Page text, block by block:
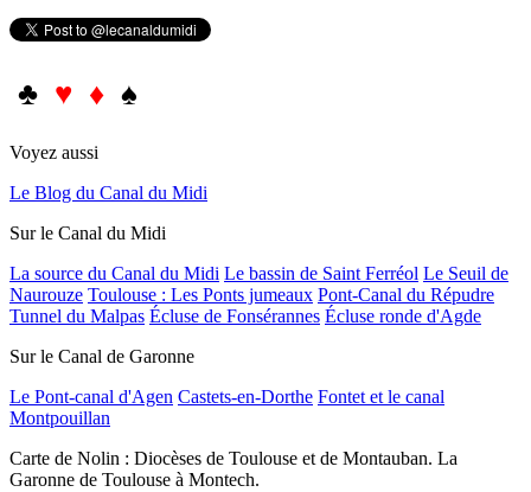
♣ ♥ ♦ ♠
Voyez aussi
Le Blog du Canal du Midi
Sur le Canal du Midi
La source du Canal du Midi Le bassin de Saint Ferréol Le Seuil de
Naurouze Toulouse : Les Ponts jumeaux Pont-Canal du Répudre
Tunnel du Malpas Écluse de Fonsérannes Écluse ronde d'Agde
Sur le Canal de Garonne
Le Pont-canal d'Agen Castets-en-Dorthe Fontet et le canal
Montpouillan
Carte de Nolin : Diocèses de Toulouse et de Montauban. La
Garonne de Toulouse à Montech.